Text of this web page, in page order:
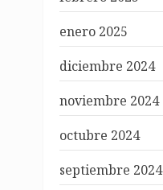
enero 2025
diciembre 2024
noviembre 2024
octubre 2024
septiembre 2024